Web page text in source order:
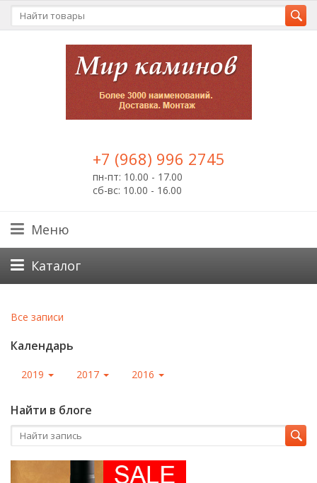
+7 (968) 996 2745
пн-пт: 10.00 - 17.00
сб-вс: 10.00 - 16.00
Меню
Каталог
Все записи
Календарь
2019 2017 2016
Найти в блоге